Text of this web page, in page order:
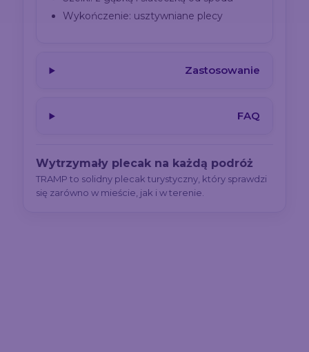
Wykończenie: usztywniane plecy
Zastosowanie
FAQ
Wytrzymały plecak na każdą podróż
TRAMP to solidny plecak turystyczny, który sprawdzi
się zarówno w mieście, jak i w terenie.